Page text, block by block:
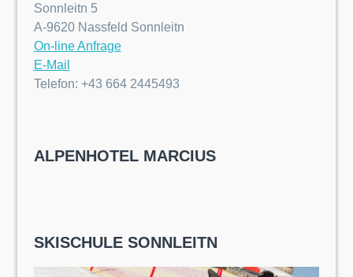
Sonnleitn 5
A-9620 Nassfeld Sonnleitn
On-line Anfrage
E-Mail
Telefon: +43 664 2445493
ALPENHOTEL MARCIUS
SKISCHULE SONNLEITN